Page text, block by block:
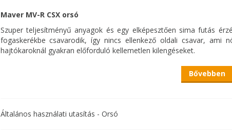
Maver MV-R CSX orsó
Szuper teljesítményű anyagok és egy elképesztően sima futás
fogaskerékbe csavarodik, így nincs ellenkező oldali csavar, ami
hajtókaroknál gyakran előforduló kellemetlen kilengéseket.
Ez a modell ellenálló, megbízható és egyszerűen gyönyörű. Az
minden egyes orsó funkcióját számítógéppel ellenőrzik a gyártás
választás matchbotos, feederes, bolognai, pergető horgászathoz,
Bővebben
Általános használati utasítás - Orsó